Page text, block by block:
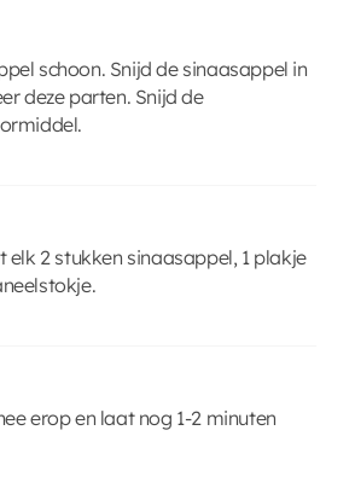
schoon. Snijd de sinaasappel in
deze parten. Snijd de
elk 2 stukken sinaasappel, 1 plakje
erop en laat nog 1-2 minuten